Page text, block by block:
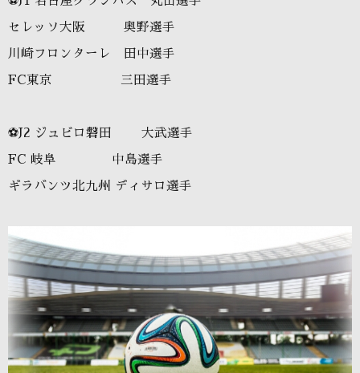
セレッソ大阪 奥野選手
川崎フロンターレ 田中選手
FC東京 三田選手
⚽J2 ジュビロ磐田 大武選手
FC 岐阜 中島選手
ギラバンツ北九州 ディサロ選手